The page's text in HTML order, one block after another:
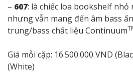
– 607: là chiếc loa bookshelf
nhưng vẫn mang đến âm bass
trung/bass chất liệu Continuum
Giá mỗi cặp: 16.500.000 VND
(White)